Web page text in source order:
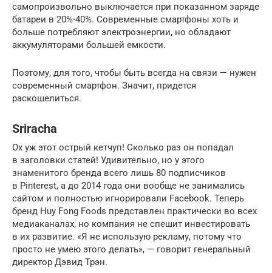
самопроизвольно выключается при показанном заряде
батареи в 20%-40%. Современные смартфоны хоть и
больше потребляют электроэнергии, но обладают
аккумуляторами большей емкости.
Поэтому, для того, чтобы быть всегда на связи — нужен
современный смартфон. Значит, придется
раскошелиться.
Sriracha
Ох уж этот острый кетчуп! Сколько раз он попадал
в заголовки статей! Удивительно, но у этого
знаменитого бренда всего лишь 80 подписчиков
в Pinterest, а до 2014 года они вообще не занимались
сайтом и полностью игнорировали Facebook. Теперь
бренд Huy Fong Foods представлен практически во всех
медиаканалах, но компания не спешит инвестировать
в их развитие. «Я не использую рекламу, потому что
просто не умею этого делать», — говорит генеральный
директор Дэвид Трэн.